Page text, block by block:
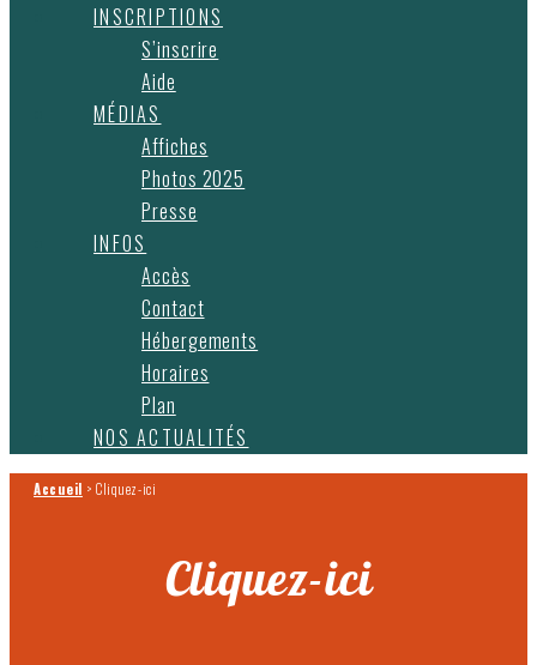
INSCRIPTIONS
S’inscrire
Aide
MÉDIAS
Affiches
Photos 2025
Presse
INFOS
Accès
Contact
Hébergements
Horaires
Plan
NOS ACTUALITÉS
Accueil >Cliquez-ici
Cliquez-ici